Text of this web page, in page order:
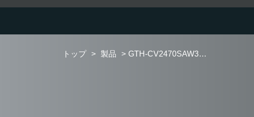
トップ 製品 GTH-CV2470SAW3H-T BL オートタイプ